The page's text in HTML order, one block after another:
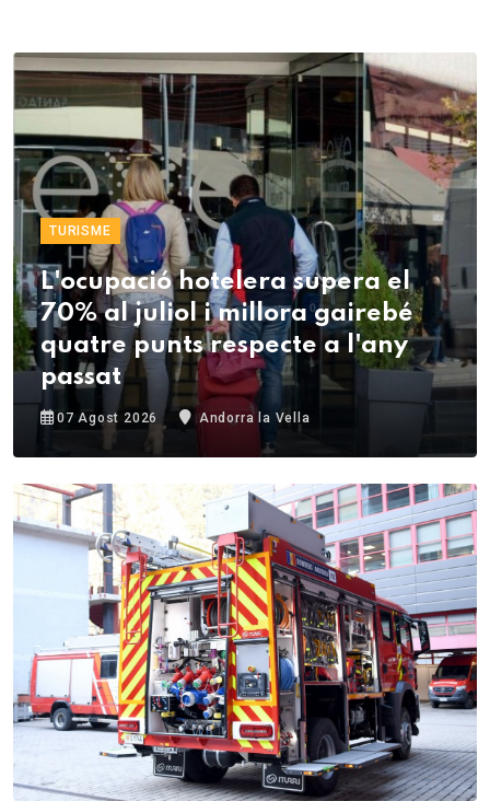
TURISME
L'ocupació hotelera supera el
70% al juliol i millora gairebé
quatre punts respecte a l'any
passat
07 Agost 2026 Andorra la Vella